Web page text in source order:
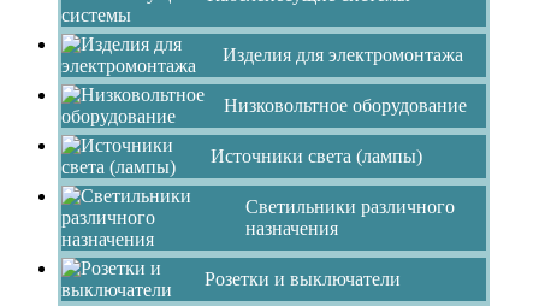
Изделия для электромонтажа
Низковольтное оборудование
Источники света (лампы)
Светильники различного
назначения
Розетки и выключатели